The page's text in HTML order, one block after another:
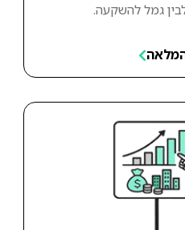
גמל להשקעה.